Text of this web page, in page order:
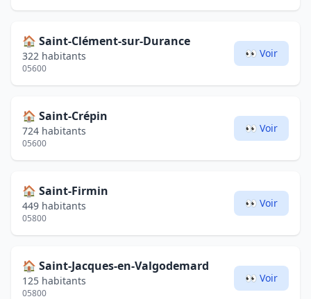
🏠 Saint-Clément-sur-Durance
322 habitants
05600
👀 Voir
🏠 Saint-Crépin
724 habitants
05600
👀 Voir
🏠 Saint-Firmin
449 habitants
05800
👀 Voir
🏠 Saint-Jacques-en-Valgodemard
125 habitants
05800
👀 Voir